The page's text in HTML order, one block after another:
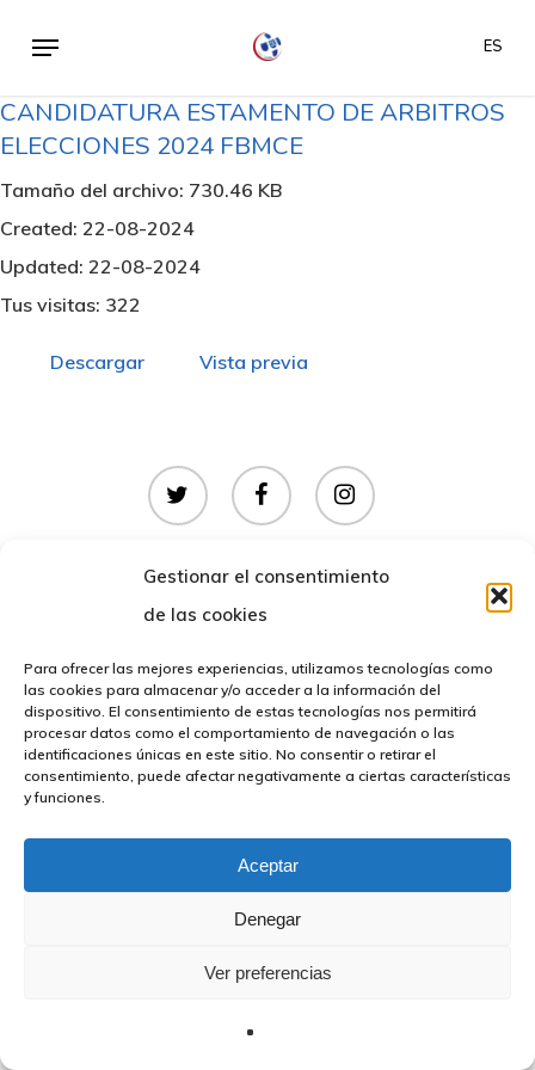
Gestionar el consentimiento
de las cookies
Para ofrecer las mejores experiencias, utilizamos tecnologías como
las cookies para almacenar y/o acceder a la información del
dispositivo. El consentimiento de estas tecnologías nos permitirá
procesar datos como el comportamiento de navegación o las
identificaciones únicas en este sitio. No consentir o retirar el
consentimiento, puede afectar negativamente a ciertas características
y funciones.
Aceptar
Denegar
Ver preferencias
content
ES
Menu
CANDIDATURA ESTAMENTO DE ARBITROS
ELECCIONES 2024 FBMCE
Tamaño del archivo: 730.46 KB
Created: 22-08-2024
Updated: 22-08-2024
Tus visitas: 322
Descargar Vista previa
twitter facebook instagram
Política
de privacidad|Avíso Legal|Declaración de Accesibilidad